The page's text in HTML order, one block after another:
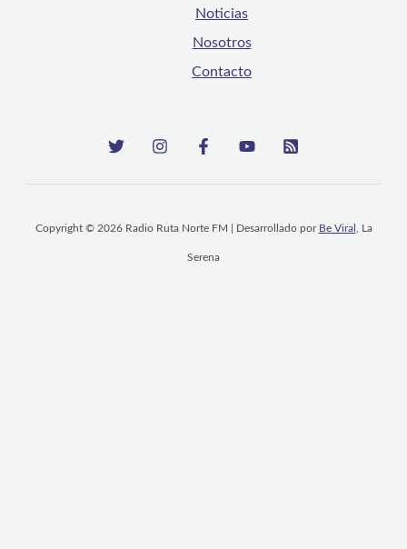
Noticias
Nosotros
Contacto
Copyright © 2026 Radio Ruta Norte FM | Desarrollado por Be Viral , La
Serena